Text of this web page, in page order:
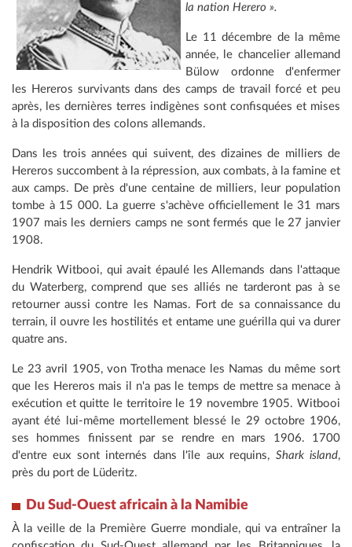
la nation Herero ».
Le 11 décembre de la même
année, le chancelier allemand
Bülow ordonne d'enfermer
les Hereros survivants dans des camps de travail forcé et peu
après, les dernières terres indigènes sont confisquées et mises
à la disposition des colons allemands.
Dans les trois années qui suivent, des dizaines de milliers de
Hereros succombent à la répression, aux combats, à la famine et
aux camps. De près d'une centaine de milliers, leur population
tombe à 15 000. La guerre s'achève officiellement le 31 mars
1907 mais les derniers camps ne sont fermés que le 27 janvier
1908.
Hendrik Witbooi, qui avait épaulé les Allemands dans l'attaque
du Waterberg, comprend que ses alliés ne tarderont pas à se
retourner aussi contre les Namas. Fort de sa connaissance du
terrain, il ouvre les hostilités et entame une guérilla qui va durer
quatre ans.
Le 23 avril 1905, von Trotha menace les Namas du même sort
que les Hereros mais il n'a pas le temps de mettre sa menace à
exécution et quitte le territoire le 19 novembre 1905. Witbooi
ayant été lui-même mortellement blessé le 29 octobre 1906,
ses hommes finissent par se rendre en mars 1906. 1700
d'entre eux sont internés dans l'île aux requins, Shark island,
près du port de Lüderitz.
Du Sud-Ouest africain à la Namibie
À la veille de la Première Guerre mondiale, qui va entraîner la